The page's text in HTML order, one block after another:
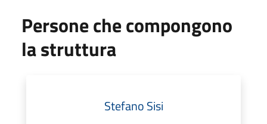
Persone che compongono
la struttura
Stefano Sisi